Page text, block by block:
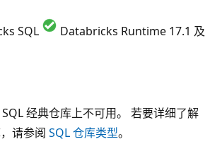
SQL
Databricks Runtime 17.1 及
经典仓库上不可用。 若要详细了解
请参阅 SQL 仓库类型。